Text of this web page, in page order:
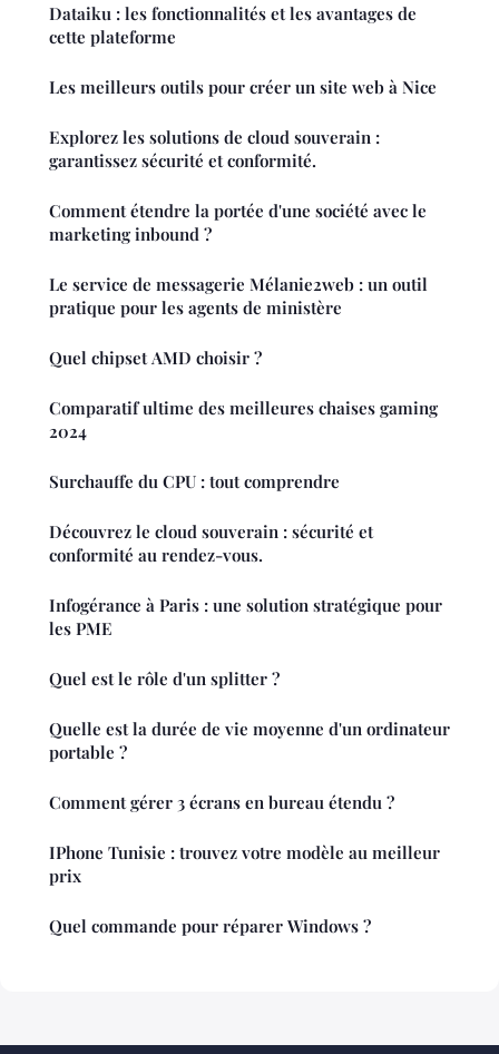
Dataiku : les fonctionnalités et les avantages de
cette plateforme
Les meilleurs outils pour créer un site web à Nice
Explorez les solutions de cloud souverain :
garantissez sécurité et conformité.
Comment étendre la portée d'une société avec le
marketing inbound ?
Le service de messagerie Mélanie2web : un outil
pratique pour les agents de ministère
Quel chipset AMD choisir ?
Comparatif ultime des meilleures chaises gaming
2024
Surchauffe du CPU : tout comprendre
Découvrez le cloud souverain : sécurité et
conformité au rendez-vous.
Infogérance à Paris : une solution stratégique pour
les PME
Quel est le rôle d'un splitter ?
Quelle est la durée de vie moyenne d'un ordinateur
portable ?
Comment gérer 3 écrans en bureau étendu ?
IPhone Tunisie : trouvez votre modèle au meilleur
prix
Quel commande pour réparer Windows ?